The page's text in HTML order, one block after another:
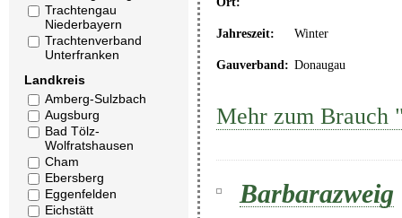
Trachtengau
Niederbayern
Trachtenverband
Unterfranken
Landkreis
Amberg-Sulzbach
Augsburg
Bad Tölz-
Wolfratshausen
Cham
Ebersberg
Eggenfelden
Eichstätt
Jahreszeit: Winter
Gauverband: Donaugau
Mehr zum Brauch
Barbarazweig